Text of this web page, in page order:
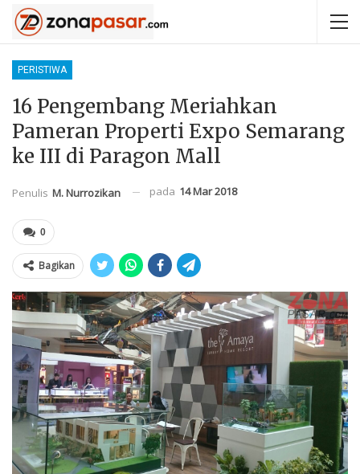
PERISTIWA
16 Pengembang Meriahkan
Pameran Properti Expo Semarang
ke III di Paragon Mall
Penulis M. Nurrozikan pada 14 Mar 2018
0
Bagikan